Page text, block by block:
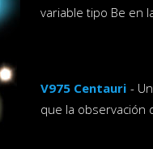
variable tipo Be en
V975 Centauri -
que la observación